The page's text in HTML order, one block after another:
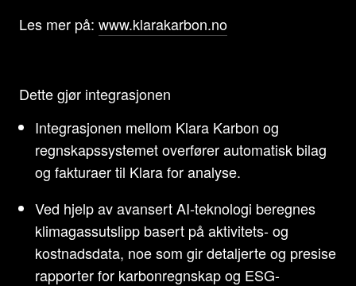
Les mer på: www.klarakarbon.no
Dette gjør integrasjonen
Integrasjonen mellom Klara Karbon og
regnskapssystemet overfører automatisk bilag
og fakturaer til Klara for analyse.
Ved hjelp av avansert AI-teknologi beregnes
klimagassutslipp basert på aktivitets- og
kostnadsdata, noe som gir detaljerte og presise
rapporter for karbonregnskap og ESG-